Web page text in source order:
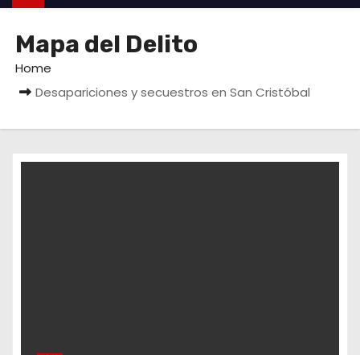
Mapa del Delito
Home
Desapariciones y secuestros en San Cristóbal